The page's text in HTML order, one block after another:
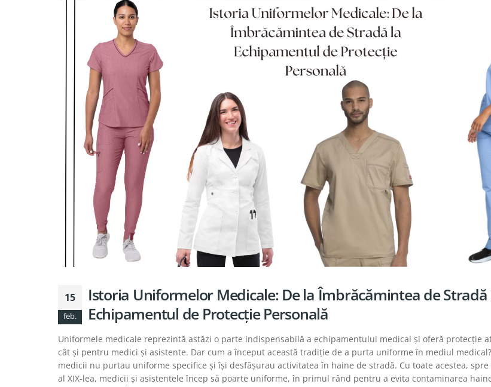
15
feb.
Istoria Uniformelor Medicale: De la Îmbrăcămintea de Stradă
Echipamentul de Protecție Personală
Uniformele medicale reprezintă astăzi o parte indispensabilă a echipamentului medical și oferă protecție
cât și pentru medici și asistente. Dar cum a început această tradiție de a purta uniforme în mediul
medicii nu purtau uniforme specifice și își desfășurau activitatea în haine de stradă. Cu toate acestea,
al XIX-lea, medicii și asistentele încep să poarte uniforme, în primul rând pentru a evita contaminarea